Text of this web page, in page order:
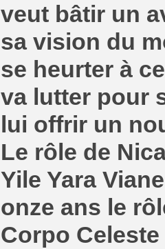
veut bâtir un
sa vision du
se heurter à
va lutter pour
lui offrir un
Le rôle de
Yile Yara
onze ans le
Corpo Celeste